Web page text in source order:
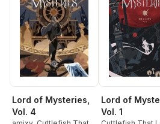
Lord of Mysteries,
Vol. 4
Lord of
Vol. 1